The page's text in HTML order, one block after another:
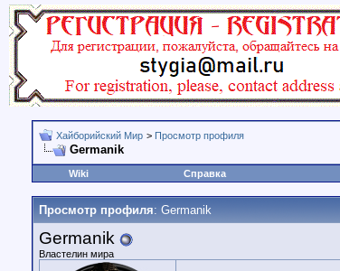
Хайборийский Мир > Просмотр профиля
Germanik
Wiki Справка
Просмотр профиля: Germanik
Germanik
Властелин мира